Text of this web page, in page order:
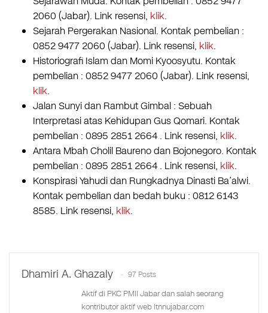
2060 (Jabar). Link resensi, klik.
Sejarah Pergerakan Nasional. Kontak pembelian :
0852 9477 2060 (Jabar). Link resensi, klik.
Historiografi Islam dan Momi Kyoosyutu. Kontak
pembelian : 0852 9477 2060 (Jabar). Link resensi,
klik.
Jalan Sunyi dan Rambut Gimbal : Sebuah
Interpretasi atas Kehidupan Gus Qomari. Kontak
pembelian : 0895 2851 2664 . Link resensi, klik.
Antara Mbah Cholil Baureno dan Bojonegoro. Kontak
pembelian : 0895 2851 2664 . Link resensi, klik.
Konspirasi Yahudi dan Rungkadnya Dinasti Ba’alwi.
Kontak pembelian dan bedah buku : 0812 6143
8585. Link resensi, klik.
Dhamiri A. Ghazaly 97 Posts
Aktif di PKC PMII Jabar dan salah seorang
kontributor aktif web ltnnujabar.com